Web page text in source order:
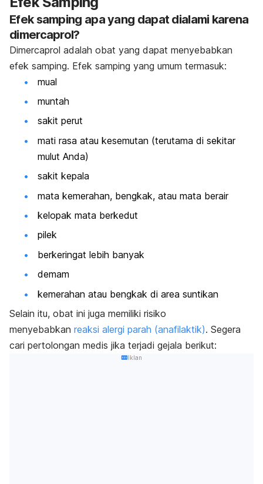
Efek samping apa yang dapat dialami karena
dimercaprol?
Dimercaprol adalah obat yang dapat menyebabkan
efek samping. Efek samping yang umum termasuk:
mual
muntah
sakit perut
mati rasa atau kesemutan (terutama di sekitar
mulut Anda)
sakit kepala
mata kemerahan, bengkak, atau mata berair
kelopak mata berkedut
pilek
berkeringat lebih banyak
demam
kemerahan atau bengkak di area suntikan
Selain itu, obat ini juga memiliki risiko
menyebabkan reaksi alergi parah (anafilaktik). Segera
cari pertolongan medis jika terjadi gejala berikut:
Iklan